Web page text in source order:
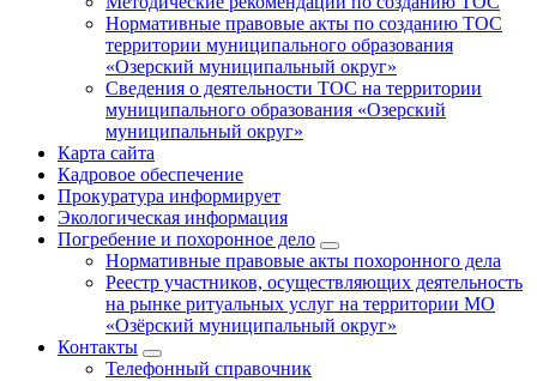
Нормативные правовые акты по созданию ТОС
территории муниципального образования
«Озерский муниципальный округ»
Сведения о деятельности ТОС на территории
муниципального образования «Озерский
муниципальный округ»
Карта сайта
Кадровое обеспечение
Прокуратура информирует
Экологическая информация
Погребение и похоронное дело
Нормативные правовые акты похоронного дела
Реестр участников, осуществляющих деятельность
на рынке ритуальных услуг на территории МО
«Озёрский муниципальный округ»
Контакты
Телефонный справочник